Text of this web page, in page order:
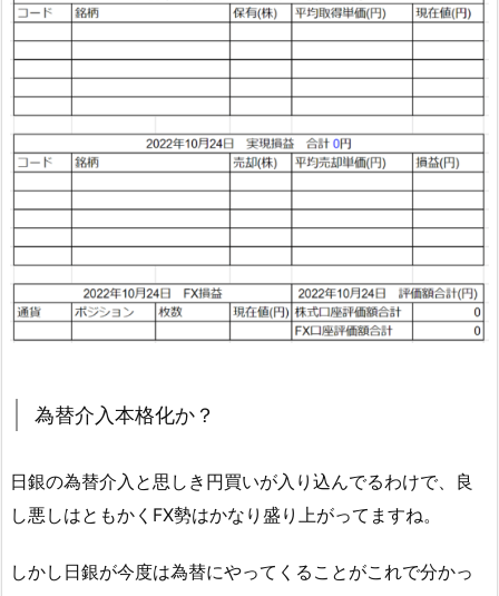
為替介入本格化か？
日銀の為替介入と思しき円買いが入り込んでるわけで、良
し悪しはともかくFX勢はかなり盛り上がってますね。
しかし日銀が今度は為替にやってくることがこれで分かっ